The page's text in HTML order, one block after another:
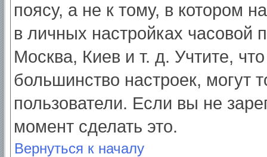
поясу, а не к тому, в котором
в личных настройках часовой
Москва, Киев и т. д. Учтите,
большинство настроек, могут
пользователи. Если вы не
момент сделать это.
Вернуться к началу